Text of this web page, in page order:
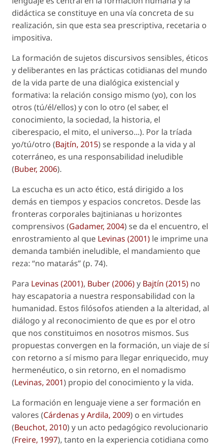
didáctica se constituye en una vía concreta de su
realización, sin que esta sea prescriptiva, recetaria o
impositiva.
La formación de sujetos discursivos sensibles, éticos
y deliberantes en las prácticas cotidianas del mundo
de la vida parte de una dialógica existencial y
formativa: la relación consigo mismo (yo), con los
otros (tú/él/ellos) y con lo otro (el saber, el
conocimiento, la sociedad, la historia, el
ciberespacio, el mito, el universo...). Por la tríada
yo/tú/otro (Bajtín, 2015) se responde a la vida y al
coterráneo, es una responsabilidad ineludible
(Buber, 2006).
La escucha es un acto ético, está dirigido a los
demás en tiempos y espacios concretos. Desde las
fronteras corporales bajtinianas u horizontes
comprensivos (Gadamer, 2004) se da el encuentro, el
enrostramiento al que Levinas (2001) le imprime una
demanda también ineludible, el mandamiento que
reza: “no matarás” (p. 74).
Para Levinas (2001), Buber (2006)y Bajtín (2015) no
hay escapatoria a nuestra responsabilidad con la
humanidad. Estos filósofos atienden a la alteridad, al
diálogo y al reconocimiento de que es por el otro
que nos constituimos en nosotros mismos. Sus
propuestas convergen en la formación, un viaje de sí
con retorno a sí mismo para llegar enriquecido, muy
hermenéutico, o sin retorno, en el nomadismo
(Levinas, 2001) propio del conocimiento y la vida.
La formación en lenguaje viene a ser formación en
valores (Cárdenas y Ardila, 2009) o en virtudes
(Beuchot, 2010) y un acto pedagógico revolucionario
(Freire, 1997), tanto en la experiencia cotidiana como